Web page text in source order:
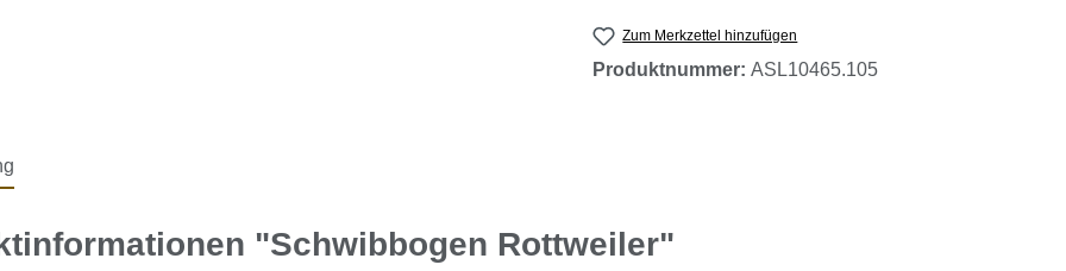
Zum Merkzettel hinzufügen
Produktnummer:ASL10465.105
"Schwibbogen Rottweiler"